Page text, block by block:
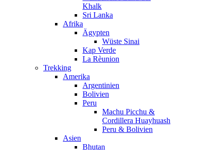
Khalk
Sri Lanka
Afrika
Ägypten
Wüste Sinai
Kap Verde
La Rèunion
Trekking
Amerika
Argentinien
Bolivien
Peru
Machu Picchu &
Cordillera Huayhuash
Peru & Bolivien
Asien
Bhutan